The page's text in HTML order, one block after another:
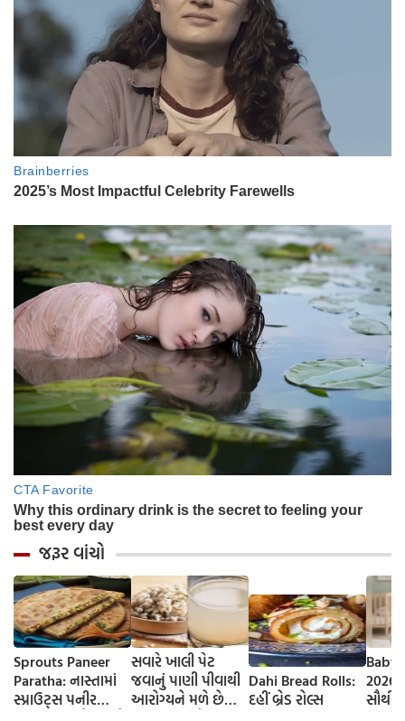
જરૂર વાંચો
Sprouts Paneer
Paratha: નાસ્તામાં
સ્પ્રાઉટ્સ પનીર
સવારે ખાલી પેટ
જવાનું પાણી પીવાથી
આરોગ્યને મળે છે
Dahi Bread Rolls:
દહીં બ્રેડ રોલ્સ
Baby